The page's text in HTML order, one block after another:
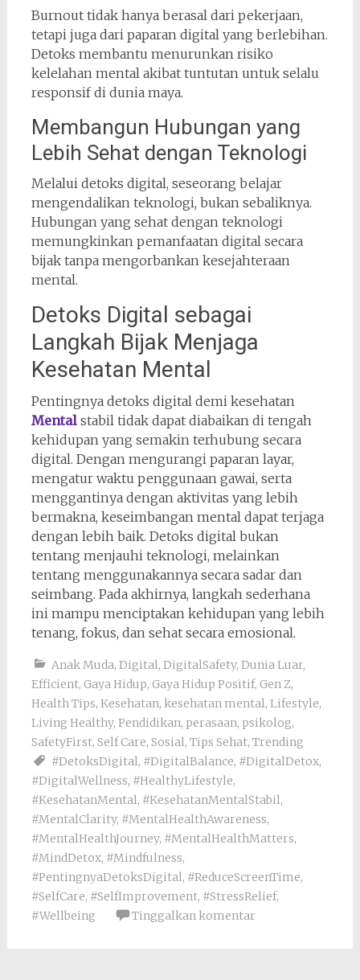
Burnout tidak hanya berasal dari pekerjaan,
tetapi juga dari paparan digital yang berlebihan.
Detoks membantu menurunkan risiko
kelelahan mental akibat tuntutan untuk selalu
responsif di dunia maya.
Membangun Hubungan yang
Lebih Sehat dengan Teknologi
Melalui detoks digital, seseorang belajar
mengendalikan teknologi, bukan sebaliknya.
Hubungan yang sehat dengan teknologi
memungkinkan pemanfaatan digital secara
bijak tanpa mengorbankan kesejahteraan
mental.
Detoks Digital sebagai
Langkah Bijak Menjaga
Kesehatan Mental
Pentingnya detoks digital demi kesehatan
Mentalstabil tidak dapat diabaikan di tengah
kehidupan yang semakin terhubung secara
digital. Dengan mengurangi paparan layar,
mengatur waktu penggunaan gawai, serta
menggantinya dengan aktivitas yang lebih
bermakna, keseimbangan mental dapat terjaga
dengan lebih baik. Detoks digital bukan
tentang menjauhi teknologi, melainkan
tentang menggunakannya secara sadar dan
seimbang. Pada akhirnya, langkah sederhana
ini mampu menciptakan kehidupan yang lebih
tenang, fokus, dan sehat secara emosional.
Anak Muda, Digital, DigitalSafety, Dunia Luar,
Efficient, Gaya Hidup, Gaya Hidup Positif, Gen Z,
Health Tips, Kesehatan, kesehatan mental, Lifestyle,
Living Healthy, Pendidikan, perasaan, psikolog,
SafetyFirst, Self Care, Sosial, Tips Sehat, Trending
#DetoksDigital, #DigitalBalance, #DigitalDetox,
#DigitalWellness, #HealthyLifestyle,
#KesehatanMental, #KesehatanMentalStabil,
#MentalClarity, #MentalHealthAwareness,
#MentalHealthJourney, #MentalHealthMatters,
#MindDetox, #Mindfulness,
#PentingnyaDetoksDigital, #ReduceScreenTime,
#SelfCare, #SelfImprovement, #StressRelief,
#Wellbeing
Tinggalkan komentar